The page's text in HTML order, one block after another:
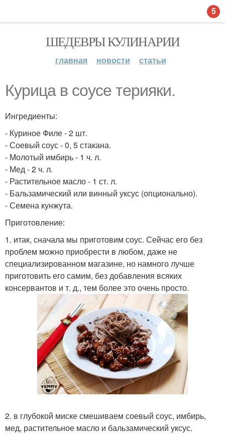
ШЕДЕВРЫ КУЛИНАРИИ
главная новости статьи
Курица в соусе терияки.
Ингредиенты:
- Куриное Филе - 2 шт.
- Соевый соус - 0, 5 стакана.
- Молотый имбирь - 1 ч. л.
- Мед - 2 ч. л.
- Растительное масло - 1 ст. л.
- Бальзамический или винный уксус (опционально).
- Семена кунжута.
Приготовление:
1. итак, сначала мы приготовим соус. Сейчас его без
проблем можно приобрести в любом, даже не
специализированном магазине, но намного лучше
приготовить его самим, без добавления всяких
консервантов и т. д., тем более это очень просто.
2. в глубокой миске смешиваем соевый соус, имбирь,
мед, растительное масло и бальзамический уксус.
5